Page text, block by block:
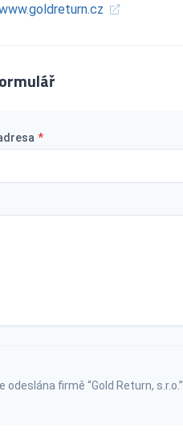
*
odeslána firmě “Gold Return, s.r.o.”